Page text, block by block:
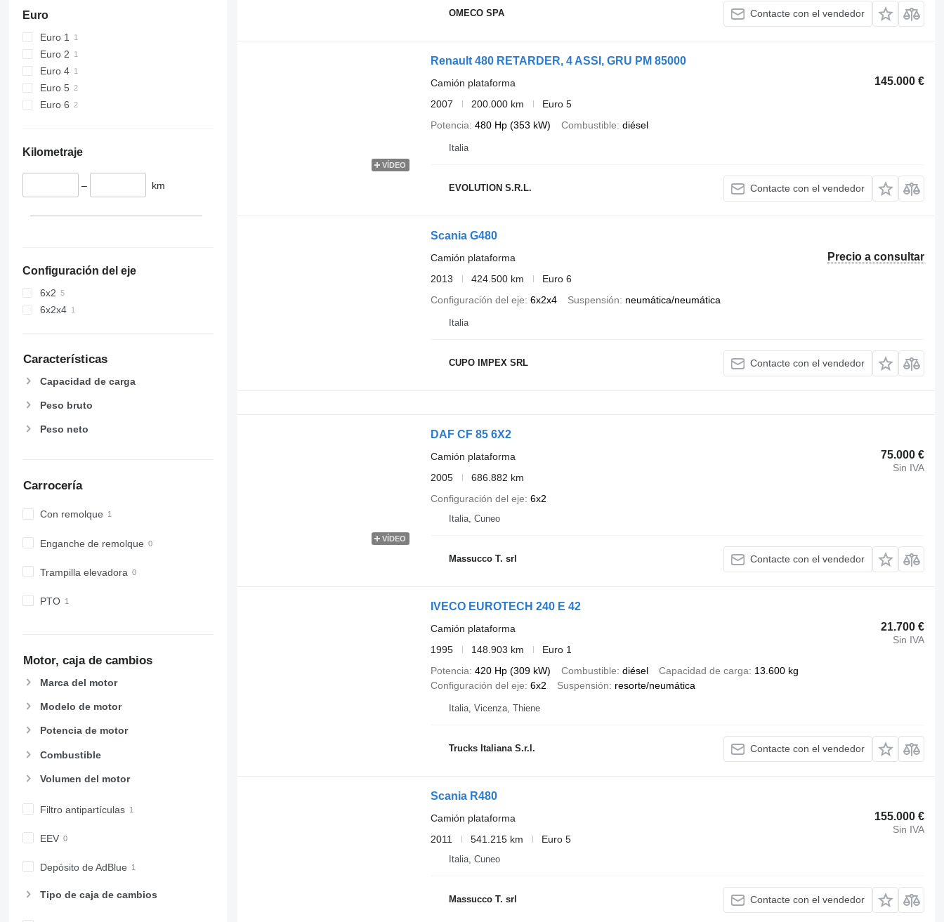
Euro
Euro 1
Euro 2
Euro 4
Euro 5
Euro 6
Kilometraje
– km
Configuración del eje
6x2
6x2x4
Características
Capacidad de carga
Peso bruto
Peso neto
Carrocería
Con remolque
Enganche de remolque
Trampilla elevadora
PTO
Motor, caja de cambios
Marca del motor
Modelo de motor
Potencia de motor
Combustible
Volumen del motor
Filtro antipartículas
EEV
Depósito de AdBlue
Tipo de caja de cambios
OMECO SPA Contacte con el vendedor
VÍDEO
Renault 480 RETARDER, 4 ASSI, GRU PM 85000
145.000 €
Camión plataforma
2007
200.000 km
Euro 5
Potencia 480 Hp (353 kW) Combustible diésel
Italia
EVOLUTION S.R.L. Contacte con el vendedor
Scania G480
Precio a consultar
Camión plataforma
2013
424.500 km
Euro 6
Configuración del eje 6x2x4 Suspensión neumática/neumática
Italia
CUPO IMPEX SRL Contacte con el vendedor
VÍDEO
DAF CF 85 6X2
75.000 €
Sin IVA
Camión plataforma
2005
686.882 km
Configuración del eje 6x2
Italia, Cuneo
Massucco T. srl Contacte con el vendedor
IVECO EUROTECH 240 E 42
21.700 €
Sin IVA
Camión plataforma
1995
148.903 km
Euro 1
Potencia 420 Hp (309 kW) Combustible diésel Capacidad de carga
13.600 kg
Configuración del eje 6x2 Suspensión resorte/neumática
Italia, Vicenza, Thiene
Trucks Italiana S.r.l. Contacte con el vendedor
Scania R480
155.000 €
Sin IVA
Camión plataforma
2011
541.215 km Euro 5
Italia, Cuneo
Massucco T. srl Contacte con el vendedor